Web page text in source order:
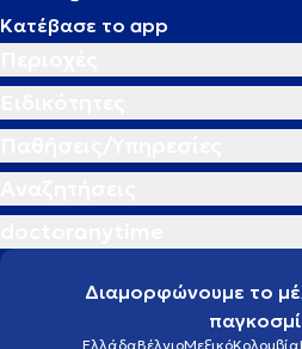
Κατέβασε το app
Διαμορφώνουμε το
ΕλλάδαΒέλγιοΜεξικόΚολομβία